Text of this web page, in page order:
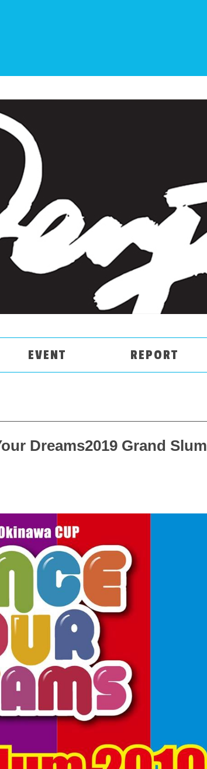
EVENT REPORT
Dreams2019 Grand Slum